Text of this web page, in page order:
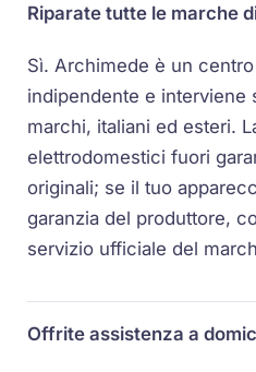
Riparate tutte le marche
Sì. Archimede è un
indipendente e interviene
marchi, italiani ed esteri.
elettrodomestici fuori
originali; se il tuo
garanzia del produttore,
servizio ufficiale del
Offrite assistenza a